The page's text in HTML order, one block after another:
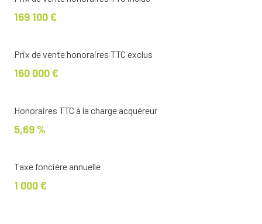
169 100 €
Prix de vente honoraires TTC exclus
160 000 €
Honoraires TTC à la charge acquéreur
5,69 %
Taxe foncière annuelle
1 000 €